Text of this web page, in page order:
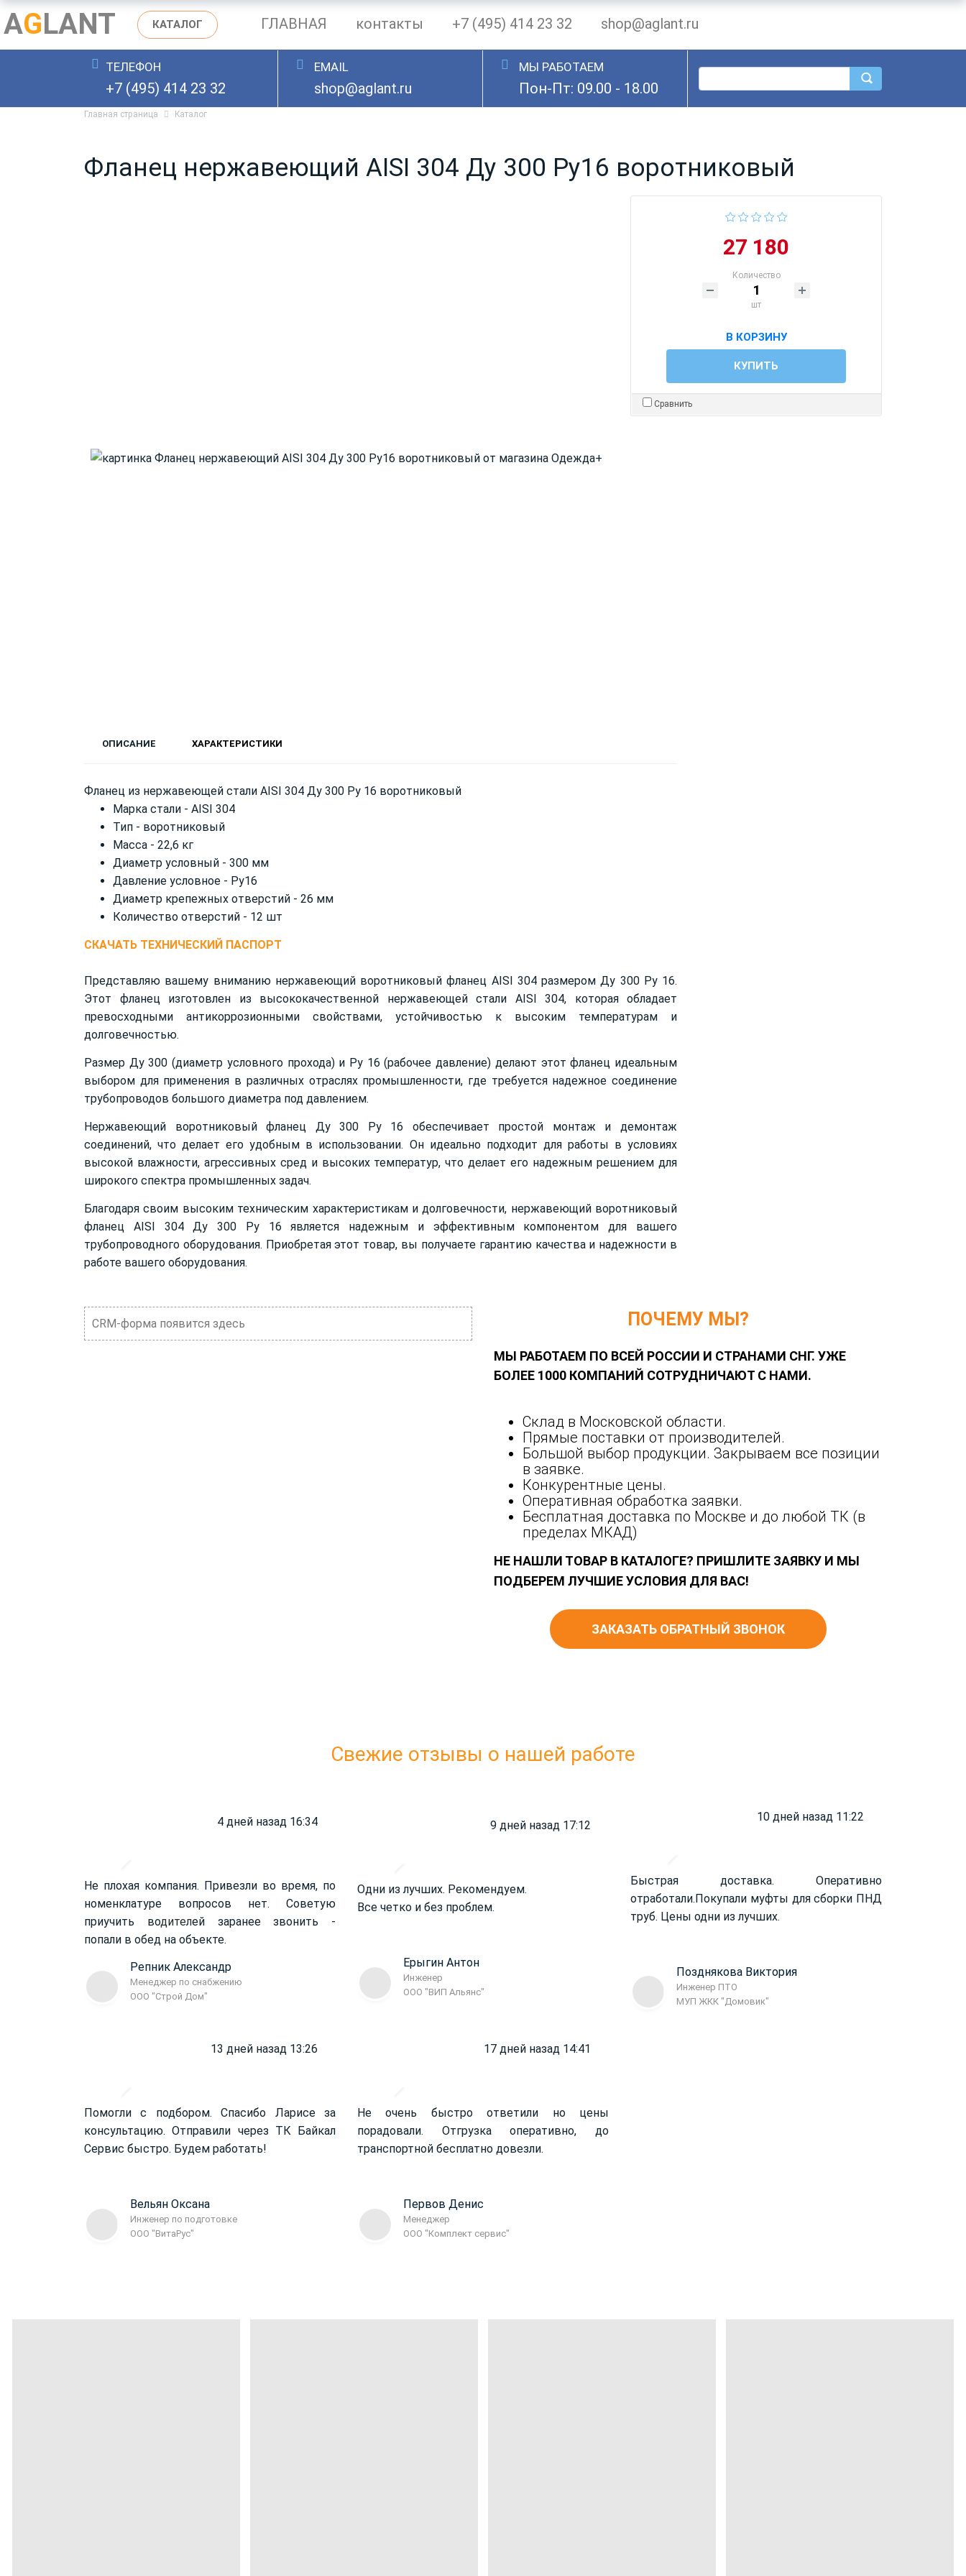
AGLANT КАТАЛОГ ГЛАВНАЯ контакты +7 (495) 414 23 32 shop@aglant.ru
ОСТАВИТЬ ЗАЯВКУТЕЛЕФОН
+7 (495) 414 23 32
EMAIL
shop@aglant.ru
МЫ РАБОТАЕМ
Пон-Пт: 09.00 - 18.00
Главная страница Каталог
Фланец нержавеющий AISI 304 Ду 300 Ру16 воротниковый
27 180
Количество
шт
В КОРЗИНУ
КУПИТЬ
Сравнить
ОПИСАНИЕ ХАРАКТЕРИСТИКИ
Фланец из нержавеющей стали AISI 304 Ду 300 Ру 16 воротниковый
Марка стали - AISI 304
Тип - воротниковый
Масса - 22,6 кг
Диаметр условный - 300 мм
Давление условное - Ру16
Диаметр крепежных отверстий - 26 мм
Количество отверстий - 12 шт
СКАЧАТЬ ТЕХНИЧЕСКИЙ ПАСПОРТ
Представляю вашему вниманию нержавеющий воротниковый фланец AISI 304 размером Ду 300 Ру 16.
Этот фланец изготовлен из высококачественной нержавеющей стали AISI 304, которая обладает
превосходными антикоррозионными свойствами, устойчивостью к высоким температурам и
долговечностью.
Размер Ду 300 (диаметр условного прохода) и Ру 16 (рабочее давление) делают этот фланец идеальным
выбором для применения в различных отраслях промышленности, где требуется надежное соединение
трубопроводов большого диаметра под давлением.
Нержавеющий воротниковый фланец Ду 300 Ру 16 обеспечивает простой монтаж и демонтаж
соединений, что делает его удобным в использовании. Он идеально подходит для работы в условиях
высокой влажности, агрессивных сред и высоких температур, что делает его надежным решением для
широкого спектра промышленных задач.
Благодаря своим высоким техническим характеристикам и долговечности, нержавеющий воротниковый
фланец AISI 304 Ду 300 Ру 16 является надежным и эффективным компонентом для вашего
трубопроводного оборудования. Приобретая этот товар, вы получаете гарантию качества и надежности в
работе вашего оборудования.
CRM-форма появится здесь ПОЧЕМУ МЫ?
МЫ РАБОТАЕМ ПО ВСЕЙ РОССИИ И СТРАНАМИ СНГ. УЖЕ
БОЛЕЕ 1000 КОМПАНИЙ СОТРУДНИЧАЮТ С НАМИ.
Склад в Московской области.
Прямые поставки от производителей.
Большой выбор продукции. Закрываем все позиции
в заявке.
Конкурентные цены.
Оперативная обработка заявки.
Бесплатная доставка по Москве и до любой ТК (в
пределах МКАД)
НЕ НАШЛИ ТОВАР В КАТАЛОГЕ? ПРИШЛИТЕ ЗАЯВКУ И МЫ
ПОДБЕРЕМ ЛУЧШИЕ УСЛОВИЯ ДЛЯ ВАС!
ЗАКАЗАТЬ ОБРАТНЫЙ ЗВОНОК
Свежие отзывы о нашей работе
4 дней назад 16:34
Не плохая компания. Привезли во время, по
номенклатуре вопросов нет. Советую
приучить водителей заранее звонить -
попали в обед на объекте.
Репник Александр
Менеджер по снабжению
ООО "Строй Дом"
9 дней назад 17:12
Одни из лучших. Рекомендуем.
Все четко и без проблем.
Ерыгин Антон
Инженер
ООО "ВИП Альянс"
10 дней назад 11:22
Быстрая доставка. Оперативно
отработали.Покупали муфты для сборки ПНД
труб. Цены одни из лучших.
Позднякова Виктория
Инженер ПТО
МУП ЖКК "Домовик"
13 дней назад 13:26
Помогли с подбором. Спасибо Ларисе за
консультацию. Отправили через ТК Байкал
Сервис быстро. Будем работать!
Вельян Оксана
Инженер по подготовке
ООО "ВитаРус"
17 дней назад 14:41
Не очень быстро ответили но цены
порадовали. Отгрузка оперативно, до
транспортной бесплатно довезли.
Первов Денис
Менеджер
ООО "Комплект сервис"